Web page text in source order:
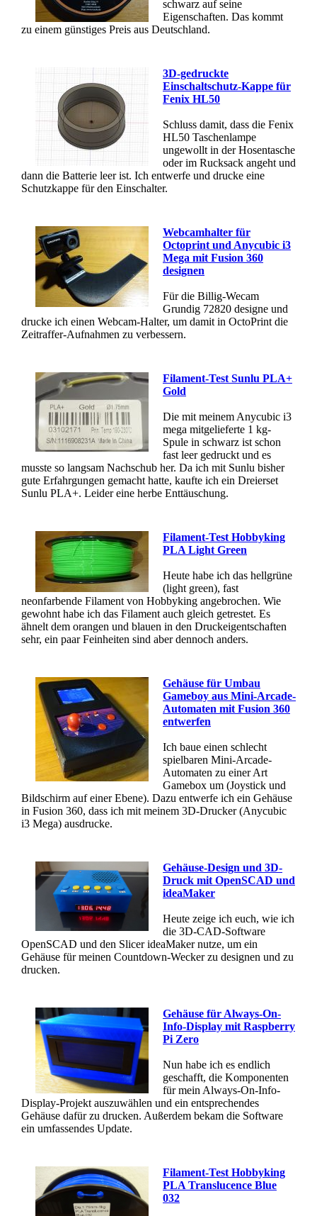
schwarz auf seine
Eigenschaften. Das kommt
zu einem günstiges Preis aus Deutschland.
3D-gedruckte
Einschaltschutz-Kappe für
Fenix HL50
Schluss damit, dass die Fenix
HL50 Taschenlampe
ungewollt in der Hosentasche
oder im Rucksack angeht und
dann die Batterie leer ist. Ich entwerfe und drucke eine
Schutzkappe für den Einschalter.
Webcamhalter für
Octoprint und Anycubic i3
Mega mit Fusion 360
designen
Für die Billig-Wecam
Grundig 72820 designe und
drucke ich einen Webcam-Halter, um damit in OctoPrint die
Zeitraffer-Aufnahmen zu verbessern.
Filament-Test Sunlu PLA+
Gold
Die mit meinem Anycubic i3
mega mitgelieferte 1 kg-
Spule in schwarz ist schon
fast leer gedruckt und es
musste so langsam Nachschub her. Da ich mit Sunlu bisher
gute Erfahrgungen gemacht hatte, kaufte ich ein Dreierset
Sunlu PLA+. Leider eine herbe Enttäuschung.
Filament-Test Hobbyking
PLA Light Green
Heute habe ich das hellgrüne
(light green), fast
neonfarbende Filament von Hobbyking angebrochen. Wie
gewohnt habe ich das Filament auch gleich getrestet. Es
ähnelt dem orangen und blauen in den Druckeigentschaften
sehr, ein paar Feinheiten sind aber dennoch anders.
Gehäuse für Umbau
Gameboy aus Mini-Arcade-
Automaten mit Fusion 360
entwerfen
Ich baue einen schlecht
spielbaren Mini-Arcade-
Automaten zu einer Art
Gamebox um (Joystick und
Bildschirm auf einer Ebene). Dazu entwerfe ich ein Gehäuse
in Fusion 360, dass ich mit meinem 3D-Drucker (Anycubic
i3 Mega) ausdrucke.
Gehäuse-Design und 3D-
Druck mit OpenSCAD und
ideaMaker
Heute zeige ich euch, wie ich
die 3D-CAD-Software
OpenSCAD und den Slicer ideaMaker nutze, um ein
Gehäuse für meinen Countdown-Wecker zu designen und zu
drucken.
Gehäuse für Always-On-
Info-Display mit Raspberry
Pi Zero
Nun habe ich es endlich
geschafft, die Komponenten
für mein Always-On-Info-
Display-Projekt auszuwählen und ein entsprechendes
Gehäuse dafür zu drucken. Außerdem bekam die Software
ein umfassendes Update.
Filament-Test Hobbyking
PLA Translucence Blue
032